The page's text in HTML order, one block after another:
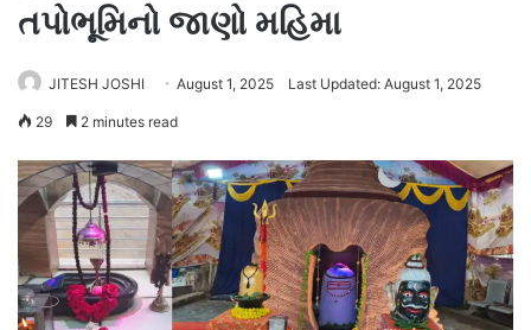
તપોભૂમિનો જાણો મહિમા
JITESH JOSHI August 1, 2025 Last Updated: August 1, 2025
29 2 minutes read